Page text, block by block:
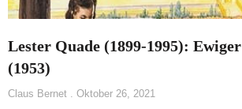
Lester Quade (1899-1995):
(1953)
Claus Bernet Oktober 26, 2021